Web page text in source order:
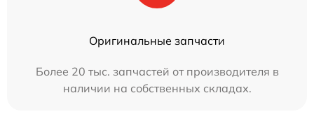
Оригинальные запчасти
Более 20 тыс. запчастей от производителя в
наличии на собственных складах.